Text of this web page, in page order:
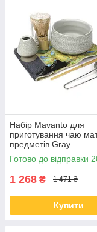
Набір Mavanto для
приготування чаю
предметів Gray
Готово до відправки
1 268 ₴ 1 471 ₴
Купити